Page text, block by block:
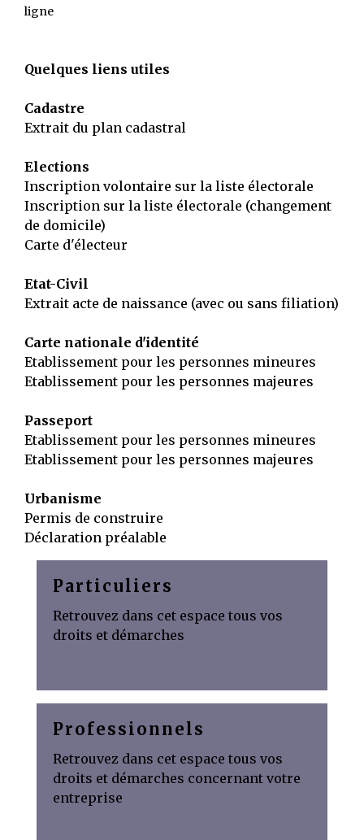
ligne
Quelques liens utiles
Cadastre
Extrait du plan cadastral
Elections
Inscription volontaire sur la liste électorale
Inscription sur la liste électorale (changement
de domicile)
Carte d'électeur
Etat-Civil
Extrait acte de naissance (avec ou sans filiation)
Carte nationale d'identité
Etablissement pour les personnes mineures
Etablissement pour les personnes majeures
Passeport
Etablissement pour les personnes mineures
Etablissement pour les personnes majeures
Urbanisme
Permis de construire
Déclaration préalable
Particuliers
Retrouvez dans cet espace tous vos
droits et démarches
Professionnels
Retrouvez dans cet espace tous vos
droits et démarches concernant votre
entreprise